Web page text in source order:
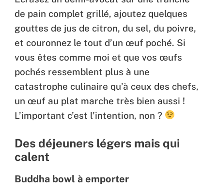
de pain complet grillé, ajoutez quelques
gouttes de jus de citron, du sel, du poivre,
et couronnez le tout d’un œuf poché. Si
vous êtes comme moi et que vos œufs
pochés ressemblent plus à une
catastrophe culinaire qu’à ceux des chefs,
un œuf au plat marche très bien aussi !
L’important c’est l’intention, non ?
Des déjeuners légers mais qui
calent
Buddha bowl à emporter